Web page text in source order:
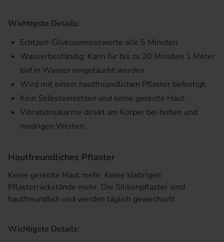
Wichtigste Details:
Echtzeit-Glukosemesswerte alle 5 Minuten
Wasserbeständig: Kann für bis zu 30 Minuten 1 Meter
tief in Wasser eingetaucht werden.
Wird mit einem hautfreundlichen Pflaster befestigt.
Kein Selbsteinsetzen und keine gereizte Haut.
Vibrationsalarme direkt am Körper bei hohen und
niedrigen Werten.
Hautfreundliches Pflaster
Keine gereizte Haut mehr. Keine klebrigen
Pflasterrückstände mehr. Die Silikonpflaster sind
hautfreundlich und werden täglich gewechselt
Wichtigste Details: